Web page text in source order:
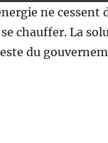
ne
chauffer. La
du